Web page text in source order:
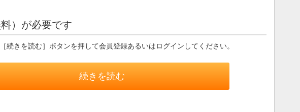
）が必要です
続きを読む］ボタンを押して会員登録あるいはログインしてください。
続きを読む